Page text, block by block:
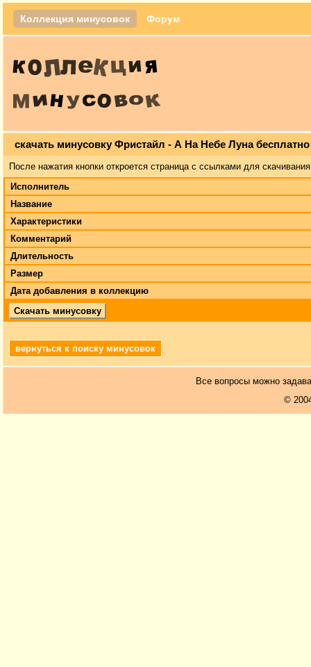
Коллекция минусовок Форум
скачать минусовку Фристайл - А На Небе Луна бесплатно
После нажатия кнопки откроется страница с ссылками для
Исполнитель
Название
Характеристики
Комментарий
Длительность
Размер
Дата добавления в коллекцию
Скачать минусовку
вернуться к поиску минусовок
Все вопросы можно
©